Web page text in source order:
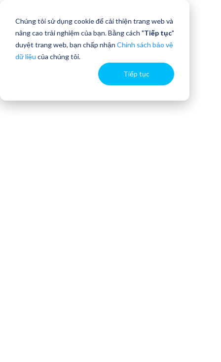
Chúng tôi sử dụng cookie để cải thiện trang web và
nâng cao trải nghiệm của bạn. Bằng cách "Tiếp tục"
duyệt trang web, bạn chấp nhận Chính sách bảo vệ
dữ liệu của chúng tôi.
Tiếp tục